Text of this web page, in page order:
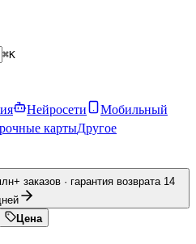
⌘K
Нейросети
Мобильный
картыДругое
заказов · гарантия возврата 14
Цена